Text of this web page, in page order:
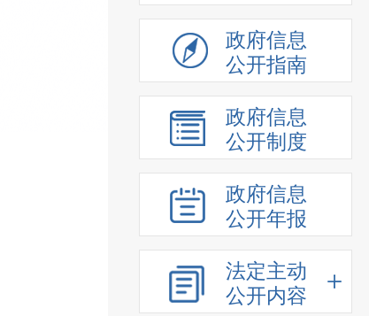
政府信息
公开指南
政府信息
公开制度
政府信息
公开年报
法定主动
公开内容